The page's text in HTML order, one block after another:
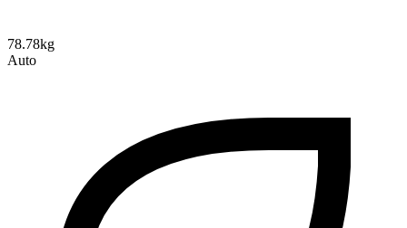
78.78kg
Auto